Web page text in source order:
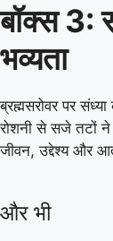
बॉक्स 3:
भव्यता
ब्रह्मसरोवर पर
रोशनी से सजे तटों
जीवन, उद्देश्य और
और भी